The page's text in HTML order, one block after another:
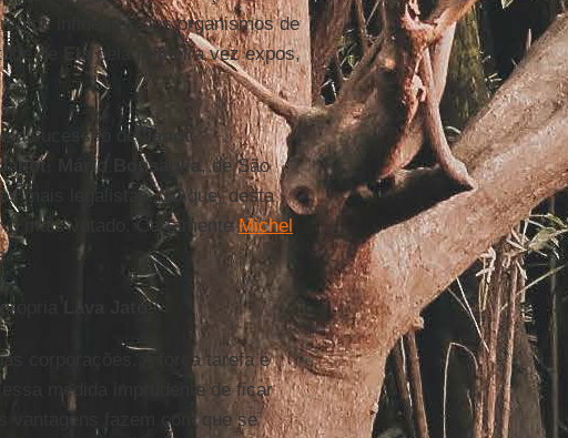
influentes dos organismos de
de
Ela pela primeira vez expos,
sucessão de Janot,
, Mário Bonsaglia , de São
mais legalistas. Só que, desta
o mais votado. CertamenteMichel
Lava Jato?
corporações. A força tarefa é
medida imprudente de ficar
vantagens fazem com que se